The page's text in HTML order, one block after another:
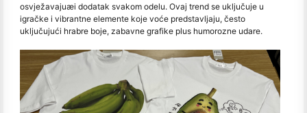
osvježavajuæi dodatak svakom odelu. Ovaj trend se uključuje u
igračke i vibrantne elemente koje voće predstavljaju, često
uključujući hrabre boje, zabavne grafike plus humorozne udare.